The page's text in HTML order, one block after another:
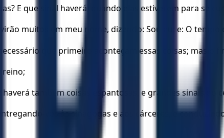
E que sinal haverá, quando elas estiverem para se
muitos em meu nome, dizendo: Sou eu; e: O tempo
que primeiro aconteçam essas coisas; mas o
reino;
também coisas espantosas, e grandes sinais do
vos às sinagogas e aos cárceres, e